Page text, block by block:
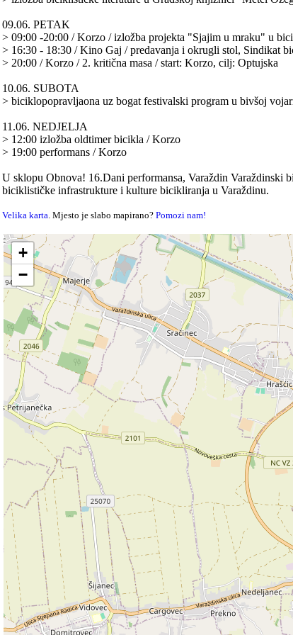
09.06. PETAK
> 09:00 -20:00 / Korzo / izložba projekta "Sjajim u mraku" u
> 16:30 - 18:30 / Kino Gaj / predavanja i okrugli stol, Sindikat
> 20:00 / Korzo / 2. kritična masa / start: Korzo, cilj: Optujska
10.06. SUBOTA
> biciklopopravljaona uz bogat festivalski program u bivšoj
11.06. NEDJELJA
> 12:00 izložba oldtimer bicikla / Korzo
> 19:00 performans / Korzo
U sklopu Obnova! 16.Dani performansa, Varaždin
biciklističke infrastrukture i kulture bicikliranja u Varaždinu.
Velika karta. Mjesto je slabo mapirano?Pomozi nam!
+
−